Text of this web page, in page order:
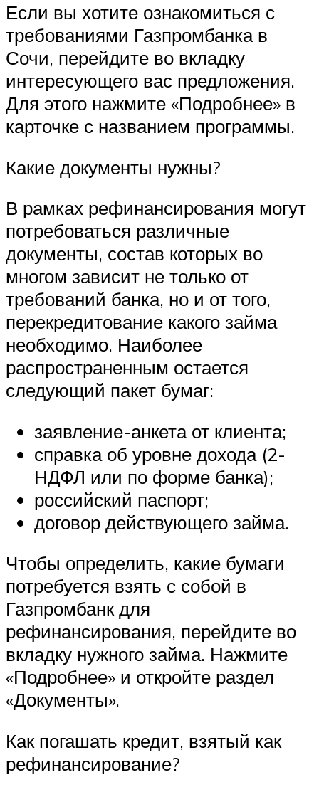
Если вы хотите ознакомиться с
требованиями Газпромбанка в
Сочи, перейдите во вкладку
интересующего вас предложения.
Для этого нажмите «Подробнее» в
карточке с названием программы.
Какие документы нужны?
В рамках рефинансирования могут
потребоваться различные
документы, состав которых во
многом зависит не только от
требований банка, но и от того,
перекредитование какого займа
необходимо. Наиболее
распространенным остается
следующий пакет бумаг:
заявление-анкета от клиента;
справка об уровне дохода (2-
НДФЛ или по форме банка);
российский паспорт;
договор действующего займа.
Чтобы определить, какие бумаги
потребуется взять с собой в
Газпромбанк для
рефинансирования, перейдите во
вкладку нужного займа. Нажмите
«Подробнее» и откройте раздел
«Документы».
Как погашать кредит, взятый как
рефинансирование?